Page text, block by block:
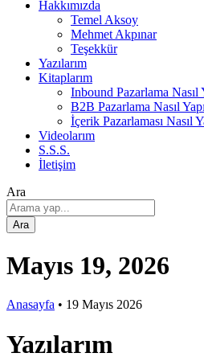
Hakkımızda
Temel Aksoy
Mehmet Akpınar
Teşekkür
Yazılarım
Kitaplarım
Inbound Pazarlama Nasıl
B2B Pazarlama Nasıl
İçerik Pazarlaması Nasıl
Videolarım
S.S.S.
İletişim
Ara
Ara
Mayıs 19, 2026
Anasayfa • 19 Mayıs 2026
Yazılarım